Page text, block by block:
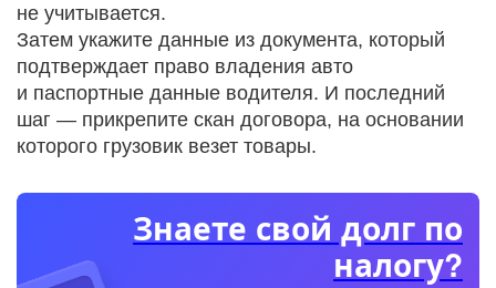
не учитывается.
Затем укажите данные из документа, который
подтверждает право владения авто
и паспортные данные водителя. И последний
шаг — прикрепите скан договора, на основании
которого грузовик везет товары.
Знаете свой долг по
налогу?